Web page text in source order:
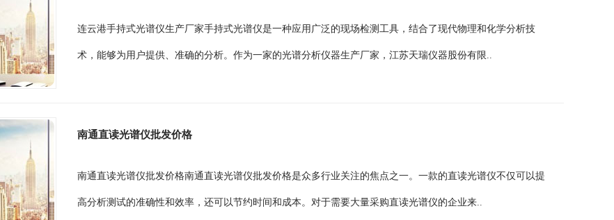
连云港手持式光谱仪生产厂家手持式光谱仪是一种应用广泛的现场检测工具，结合了现代物理和化学分析技
术，能够为用户提供、准确的分析。作为一家的光谱分析仪器生产厂家，江苏天瑞仪器股份有限..
南通直读光谱仪批发价格
南通直读光谱仪批发价格南通直读光谱仪批发价格是众多行业关注的焦点之一。一款的直读光谱仪不仅可以提
高分析测试的准确性和效率，还可以节约时间和成本。对于需要大量采购直读光谱仪的企业来..